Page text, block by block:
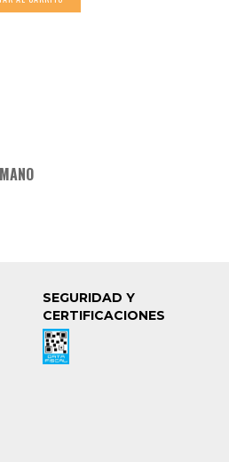
SEGURIDAD Y
CERTIFICACIONES